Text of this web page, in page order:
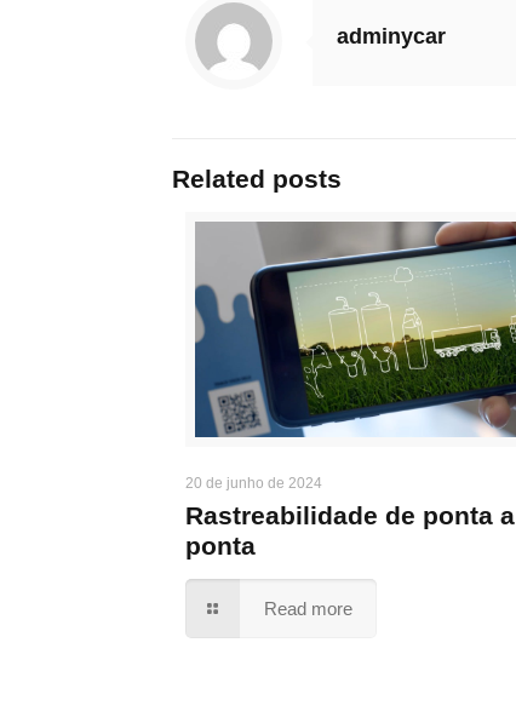
adminycar
Related posts
20 de junho de 2024
Rastreabilidade de ponta a
ponta
Read more